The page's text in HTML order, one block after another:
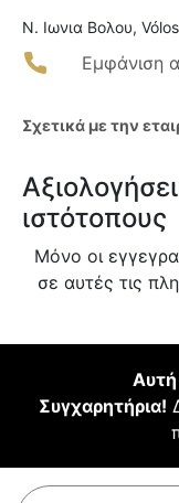
Ν. Ιωνια Βολου, Vólos
Εμφάνιση
Σχετικά με την
ιστότοπους
Μόνο οι
σε αυτές τις
Αυτή
Συγχαρητήρια!